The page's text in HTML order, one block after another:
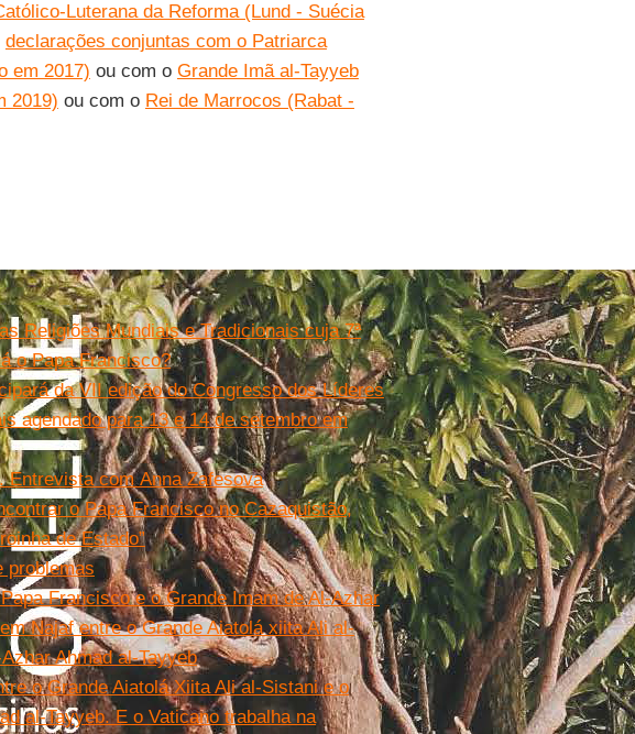
Luterana da Reforma (Lund - Suécia
declarações conjuntas com o Patriarca
em 2017) ou com o Grande Imã al-Tayyeb
2019) ou com o Rei de Marrocos (Rabat -
Religiões Mundiais e Tradicionais cuja 7ª
o Papa Francisco?
da VII edição do Congresso dos Líderes
agendado para 13 e 14 de setembro em
com Anna Zafesova
o Papa Francisco no Cazaquistão,
de Estado”
problemas
Francisco e o Grande Imam de Al-Azhar
Najaf entre o Grande Aiatolá xiita Ali al-
Ahmad al-Tayyeb
o Grande Aiatolá Xiita Ali al-Sistani e o
al-Tayyeb. E o Vaticano trabalha na